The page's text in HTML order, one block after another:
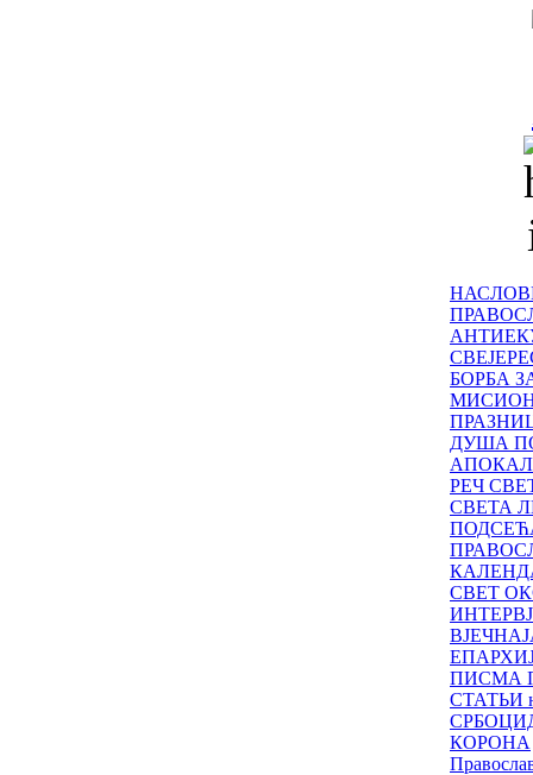
БОРБА
ДУША
РЕЧ
СВЕТА
СВЕТ
ПИСМА
СТАТЬИ
КОРОНА